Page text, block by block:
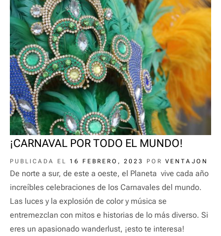
o
k
¡CARNAVAL POR TODO EL MUNDO!
PUBLICADA EL 16 FEBRERO, 2023 POR VENTAJON
De norte a sur, de este a oeste, el Planeta vive cada año
increíbles celebraciones de los Carnavales del mundo.
Las luces y la explosión de color y música se
entremezclan con mitos e historias de lo más diverso. Si
eres un apasionado wanderlust, ¡esto te interesa!